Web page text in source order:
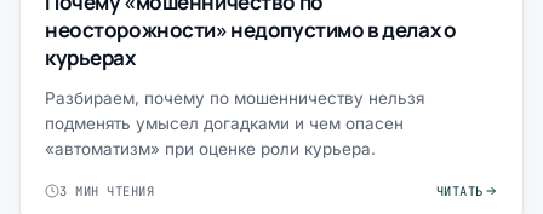
неосторожности» недопустимо в делах о
курьерах
Разбираем, почему по мошенничеству нельзя
подменять умысел догадками и чем опасен
«автоматизм» при оценке роли курьера.
3 МИН ЧТЕНИЯ ЧИТАТЬ